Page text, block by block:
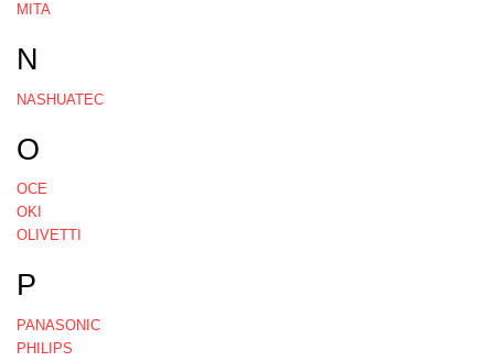
MITA
N
NASHUATEC
O
OCE
OKI
OLIVETTI
P
PANASONIC
PHILIPS